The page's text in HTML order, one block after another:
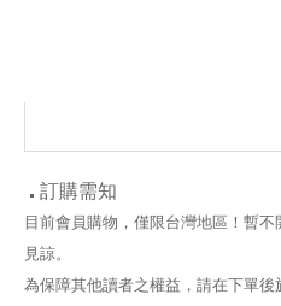
訂購需知
目前會員購物，僅限台灣地區！暫
見諒。
為保障其他讀者之權益，請在下單